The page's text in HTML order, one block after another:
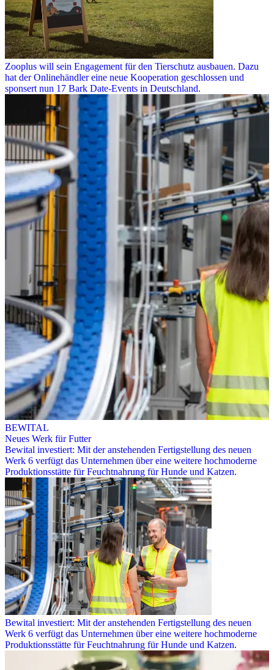
Zooplus will sein Engagement für den Tierschutz ausbauen. Dazu
hat der Onlinehändler eine neue Kooperation geschlossen und
sponsert nun 17 Bark Date-Events in Deutschland.
BEWITAL
Neues Werk für Futter
Bewital investiert: Mit der anstehenden Fertigstellung des neuen
Werk 6 verfügt das Unternehmen über eine weitere hochmoderne
Produktionsstätte für Feuchtnahrung für Hunde und Katzen.
Bewital investiert: Mit der anstehenden Fertigstellung des neuen
Werk 6 verfügt das Unternehmen über eine weitere hochmoderne
Produktionsstätte für Feuchtnahrung für Hunde und Katzen.